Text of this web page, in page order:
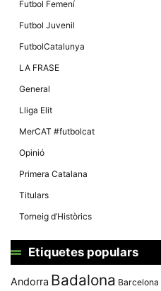
Futbol Femení
Futbol Juvenil
FutbolCatalunya
LA FRASE
General
Lliga Elit
MerCAT #futbolcat
Opinió
Primera Catalana
Titulars
Torneig d’Històrics
Etiquetes populars
Andorra Badalona Barcelona